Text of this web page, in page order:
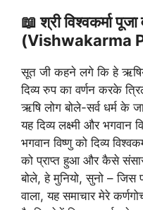
📖 श्री विश्वकर्मा
(Vishwakarma
सूत जी कहने लगे कि हे
दिव्य रुप का वर्णन करके
ऋषि लोग बोले-सर्व धर्म के
यह दिव्य लक्ष्मी और भगवान
भगवान विष्णु को दिव्य
को प्राप्त हुआ और कैसे
बोले, हे मुनियो, सुनो – जिस
वाला, यह समाचार मेरे